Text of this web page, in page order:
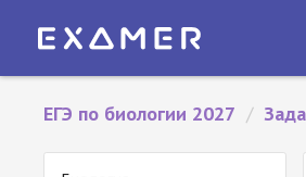
ЕГЭ по биологии 2027 /